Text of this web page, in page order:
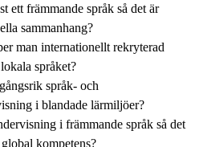
ett främmande språk så det är
sammanhang?
man internationellt rekryterad
språket?
språk- och
i blandade lärmiljöer?
i främmande språk så det
kompetens?